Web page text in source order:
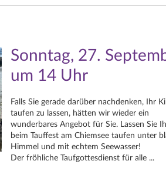
Sonntag, 27.
um 14 Uhr
Falls Sie gerade darüber nachdenken, Ihr
taufen zu lassen, hätten wir wieder ein
wunderbares Angebot für Sie. Lassen Sie
beim Tauffest am Chiemsee taufen unter
Himmel und mit echtem Seewasser!
Der fröhliche Taufgottesdienst für alle ...